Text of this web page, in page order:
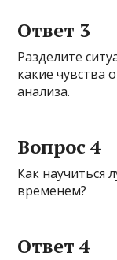
Ответ 3
Разделите
какие чувства
анализа.
Вопрос 4
Как научиться
временем?
Ответ 4